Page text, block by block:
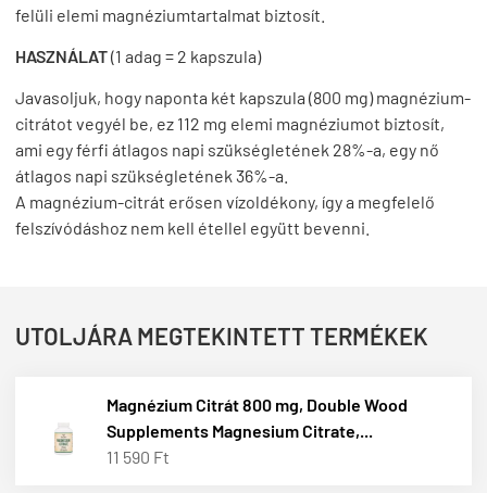
felüli elemi magnéziumtartalmat biztosít.
HASZNÁLAT(1 adag = 2 kapszula)
Javasoljuk, hogy naponta két kapszula (800 mg) magnézium-
citrátot vegyél be, ez 112 mg elemi magnéziumot biztosít,
ami egy férfi átlagos napi szükségletének 28%-a, egy nő
átlagos napi szükségletének 36%-a.
A magnézium-citrát erősen vízoldékony, így a megfelelő
felszívódáshoz nem kell étellel együtt bevenni.
UTOLJÁRA MEGTEKINTETT TERMÉKEK
Magnézium Citrát 800 mg, Double Wood
Supplements Magnesium Citrate,...
11 590 Ft